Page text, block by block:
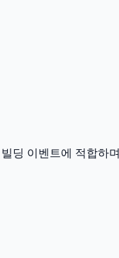
딩 이벤트에 적합하